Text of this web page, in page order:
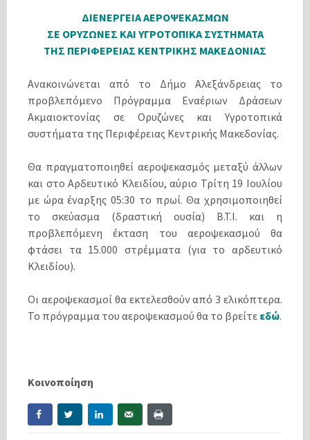
ΔΙΕΝΕΡΓΕΙΑ ΑΕΡΟΨΕΚΑΣΜΩΝ
ΣΕ ΟΡΥΖΩΝΕΣ ΚΑΙ ΥΓΡΟΤΟΠΙΚΑ ΣΥΣΤΗΜΑΤΑ
ΤΗΣ ΠΕΡΙΦΕΡΕΙΑΣ ΚΕΝΤΡΙΚΗΣ ΜΑΚΕΔΟΝΙΑΣ
Ανακοινώνεται από το Δήμο Αλεξάνδρειας το
προβλεπόμενο Πρόγραμμα Εναέριων Δράσεων
Ακμαιοκτονίας σε Ορυζώνες και Υγροτοπικά
συστήματα της Περιφέρειας Κεντρικής Μακεδονίας.
Θα πραγματοποιηθεί αεροψεκασμός μεταξύ άλλων
και στο Αρδευτικό Κλειδίου, αύριο Τρίτη 19 Ιουλίου
με ώρα έναρξης 05:30 το πρωί. Θα χρησιμοποιηθεί
το σκεύασμα (δραστική ουσία) B.T.I. και η
προβλεπόμενη έκταση του αεροψεκασμού θα
φτάσει τα 15.000 στρέμματα (για το αρδευτικό
Κλειδίου).
Οι αεροψεκασμοί θα εκτελεσθούν από 3 ελικόπτερα.
Το πρόγραμμα του αεροψεκασμού θα το βρείτε εδώ.
Κοινοποίηση